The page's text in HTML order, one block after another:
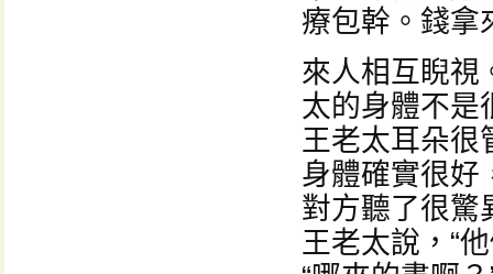
療包幹。錢拿
來人相互睨視
太的身體不是
王老太耳朵很
身體確實很好
對方聽了很驚
王老太說，“